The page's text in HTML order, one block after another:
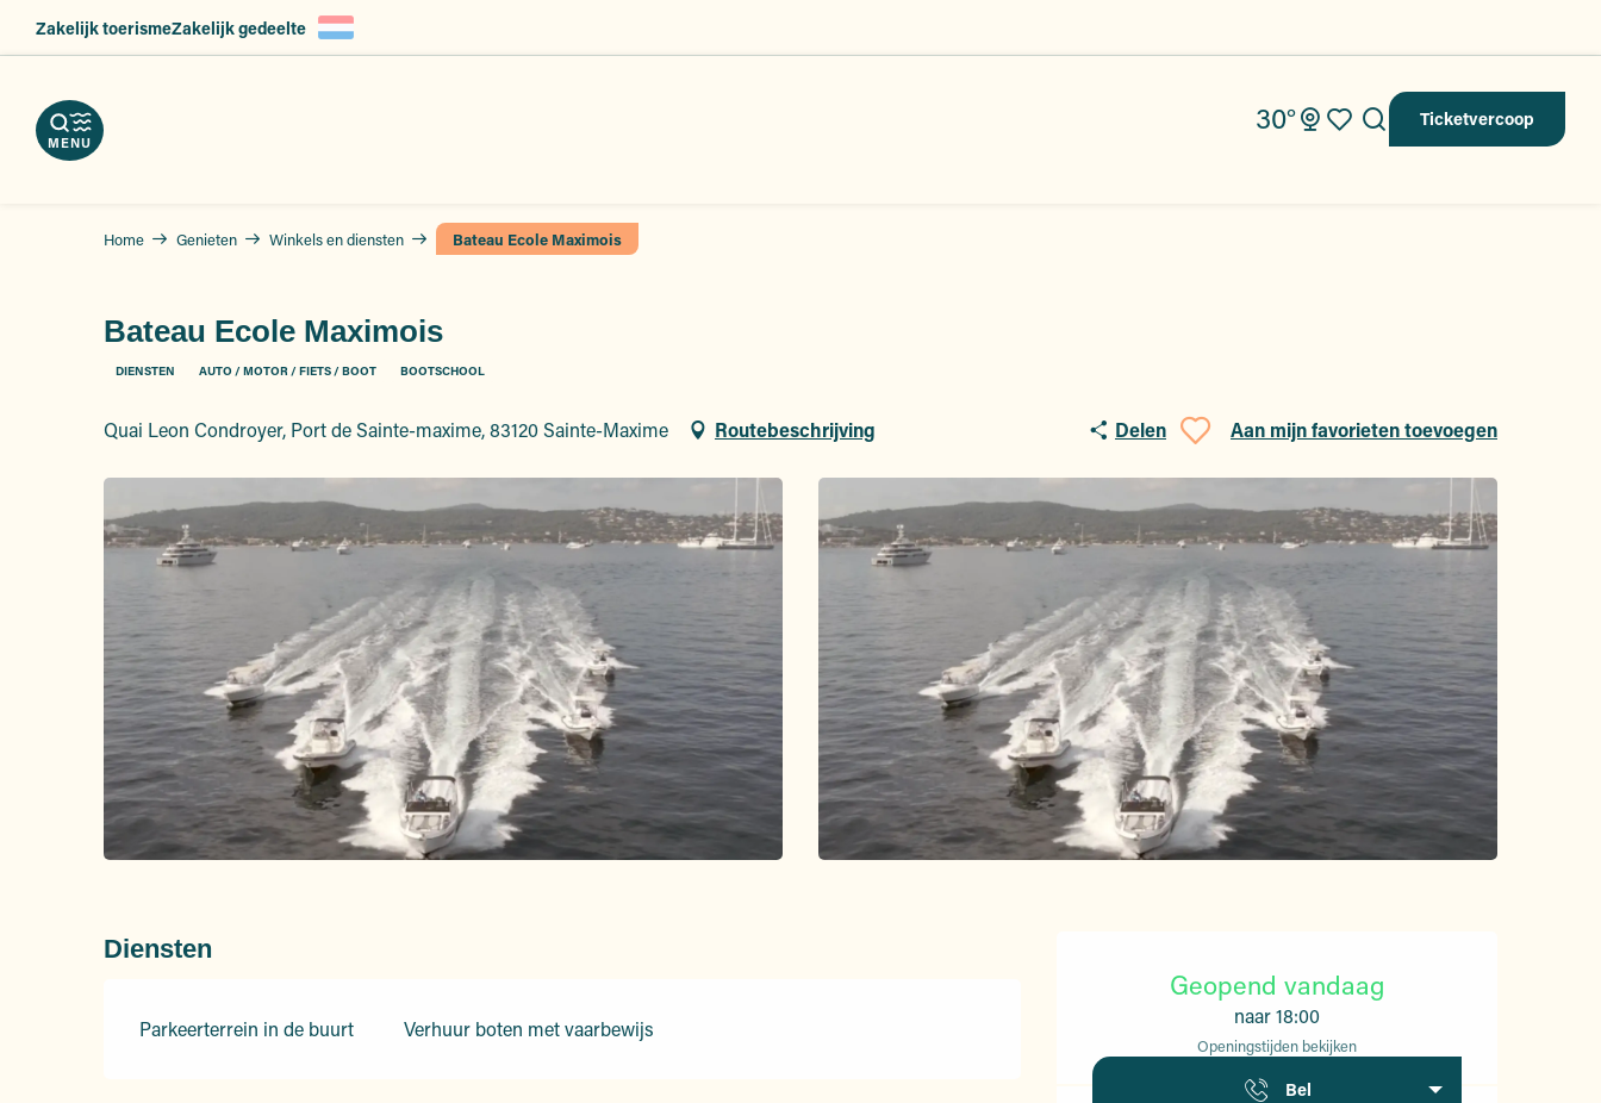
principal
30° Ticketvercoop
Voir les favoris
Zoek op
Zakelijk toerismeZakelijk gedeelte
MENU
Home Genieten Winkels en diensten Bateau Ecole Maximois
Bateau Ecole Maximois
DIENSTEN AUTO / MOTOR / FIETS / BOOT BOOTSCHOOL
Quai Leon Condroyer, Port de Sainte-maxime, 83120 Sainte-Maxime Routebeschrijving Delen
Ajouter aux favoris
Aan mijn favorieten toevoegen
Geopend vandaag
naar 18:00
Openingstijden bekijken
Bel
Diensten
Parkeerterrein in de buurt Verhuur boten met vaarbewijs